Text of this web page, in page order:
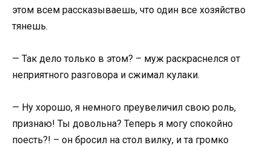
этом всем рассказываешь, что один все хозяйство
тянешь.
— Так дело только в этом? – муж раскраснелся от
неприятного разговора и сжимал кулаки.
— Ну хорошо, я немного преувеличил свою роль,
признаю! Ты довольна? Теперь я могу спокойно
поесть?! – он бросил на стол вилку, и та громко